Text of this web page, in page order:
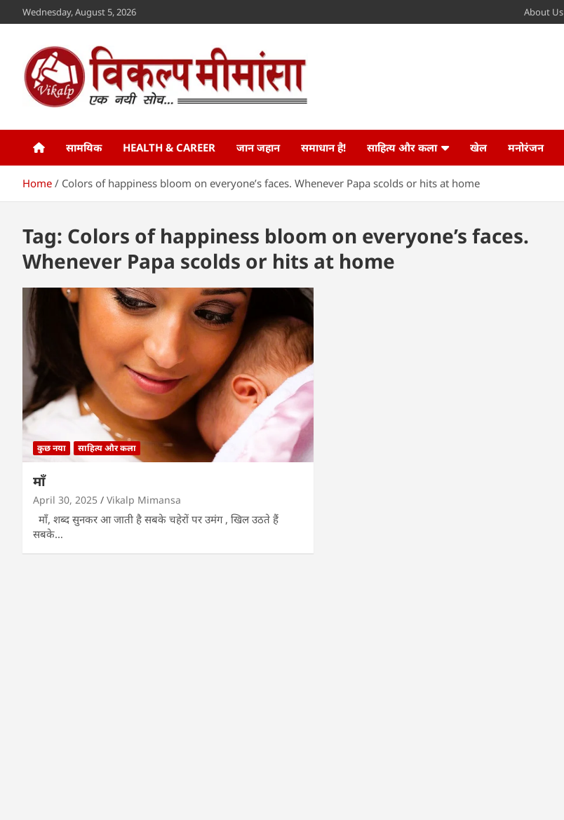
to
Wednesday, August 5, 2026 About Us
Vikalp Mimansa
सामयिक HEALTH & CAREER जान जहान समाधान है! साहित्य और कला खेल मनोरंजन
Home Colors of happiness bloom on everyone’s faces. Whenever Papa scolds or hits at home
Tag: Colors of happiness bloom on everyone’s faces.
Whenever Papa scolds or hits at home
कुछ नया साहित्य और कला
माँ
April 30, 2025 Vikalp Mimansa
माँ, शब्द सुनकर आ जाती है सबके चहेरों पर उमंग , खिल उठते हैं
सबके…